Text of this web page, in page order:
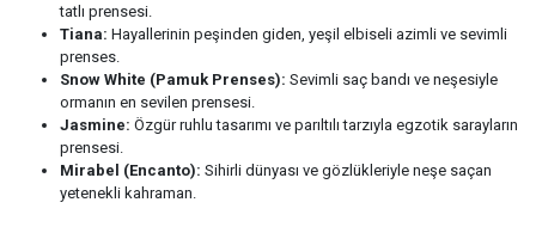
tatlı prensesi.
Tiana: Hayallerinin peşinden giden, yeşil elbiseli azimli ve sevimli
prenses.
Snow White (Pamuk Prenses): Sevimli saç bandı ve neşesiyle
ormanın en sevilen prensesi.
Jasmine: Özgür ruhlu tasarımı ve parıltılı tarzıyla egzotik sarayların
prensesi.
Mirabel (Encanto): Sihirli dünyası ve gözlükleriyle neşe saçan
yetenekli kahraman.